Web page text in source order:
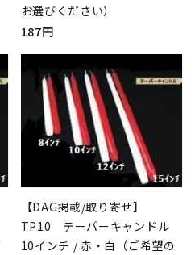
お選びください）
187円
【DAG掲載/取り寄せ】
TP10 テーパーキャンドル
10インチ / 赤・白（ご希望の